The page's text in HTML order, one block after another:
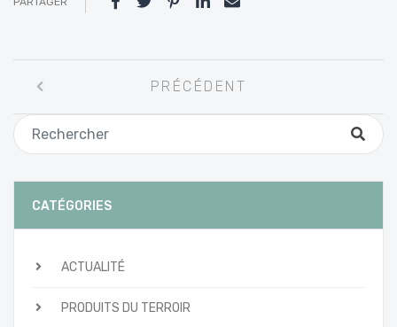
entre
les
articles
PRÉCÉDENT
CATÉGORIES
ACTUALITÉ
PRODUITS DU TERROIR